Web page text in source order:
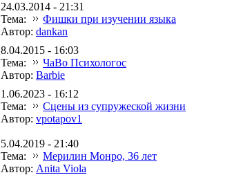
24.03.2014 - 21:31
Тема:
Фишки при изучении языка
Автор: dankan
8.04.2015 - 16:03
Тема:
ЧаВо Психологос
Автор: Barbie
1.06.2023 - 16:12
Тема:
Сцены из супружеской жизни
Автор: vpotapov1
5.04.2019 - 21:40
Тема:
Мерилин Монро, 36 лет
Автор: Anita Viola